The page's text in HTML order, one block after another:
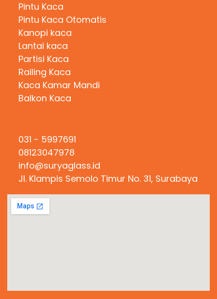
Pintu Kaca
Pintu Kaca Otomatis
Kanopi kaca
Lantai kaca
Partisi Kaca
Railing Kaca
Kaca Kamar Mandi
Balkon Kaca
031 - 5997691
08123047978
info@suryaglass.id
Jl. Klampis Semolo Timur No. 31, Surabaya